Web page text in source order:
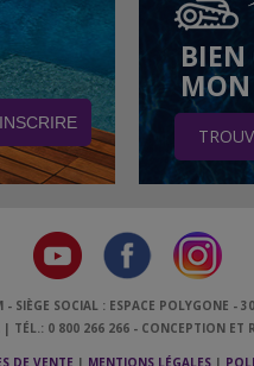
BIEN
SIÈGE SOCIAL : ESPACE POLYGONE -
TÉL.: 0 800 266 266 - CONCEPTION ET
DE VENTE | MENTIONS LÉGALES|